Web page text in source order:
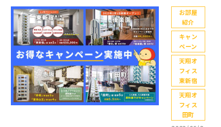
から徒歩5分
圏内 初期費
用は入室契
約金+月額賃
料のみ！ 敷
金・礼金は
なし、原状
回復費も不
要 水道光熱
費は共益費
に込み！ 法
人で利用で
きるお部屋
をお探し中
の方 費用を
抑えて利用
できるレン
タルオフィ
スをお探し
中の方 充実
した設備が
あるレンタ
分。芝浦口
(東口)を出て
真っ直ぐ通
りを進むと
オフィスが
見えてきま
す。(画像が
オフィスの
外観) 駅から
オフィスま
では飲食店
げ、ご紹介
したいと思
います(^^♪
5人前後で利
用できるお
部屋をお探
し中の方2
人、3人利用
でお部屋を
広く利用し
たい方この
春から利用
お薦めの て
んしょうく
んも秋を意
識🍁 天翔オ
フィスの2人
部屋(完全個
室) をご紹介
します✨ 2人
で利用でき
るお部屋を
お探し中の
お部屋
紹介
キャン
ペーン
天翔オ
フィス
東新宿
天翔オ
フィス
田町